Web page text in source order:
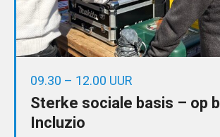
09.30 – 12.00 UUR
Sterke sociale basis – op
Incluzio